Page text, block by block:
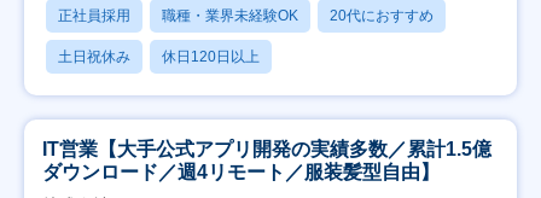
正社員採用 職種・業界未経験OK 20代におすすめ
土日祝休み 休日120日以上
IT営業【大手公式アプリ開発の実績多数／累計1.5億
ダウンロード／週4リモート／服装髪型自由】